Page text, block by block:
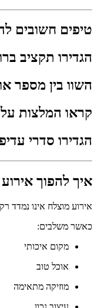
טיפים חשובים
הגדירו תקציב
השוו בין מספר
קראו המלצות
הגדירו סדרי
איך להפוך
אירוע מוצלח אינו נמדד
כאשר משלבים:
מקום איכותי
אוכל טוב
מוזיקה מתאימה